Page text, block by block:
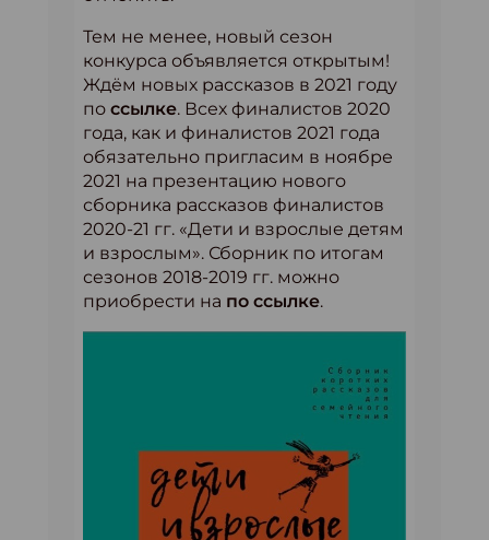
Тем не менее, новый сезон
конкурса объявляется открытым!
Ждём новых рассказов в 2021 году
по ссылке. Всех финалистов 2020
года, как и финалистов 2021 года
обязательно пригласим в ноябре
2021 на презентацию нового
сборника рассказов финалистов
2020-21 гг. «Дети и взрослые детям
и взрослым». Сборник по итогам
сезонов 2018-2019 гг. можно
приобрести на по ссылке.